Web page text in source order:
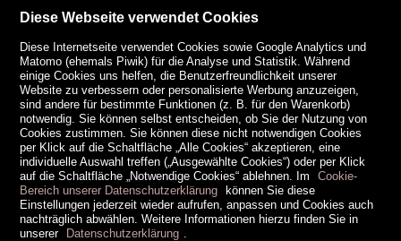
Diese Webseite verwendet Cookies
Diese Internetseite verwendet Cookies sowie Google Analytics und
Matomo (ehemals Piwik) für die Analyse und Statistik. Während
einige Cookies uns helfen, die Benutzerfreundlichkeit unserer
Website zu verbessern oder personalisierte Werbung anzuzeigen,
sind andere für bestimmte Funktionen (z. B. für den Warenkorb)
notwendig. Sie können selbst entscheiden, ob Sie der Nutzung von
Cookies zustimmen. Sie können diese nicht notwendigen Cookies
per Klick auf die Schaltfläche „Alle Cookies“ akzeptieren, eine
individuelle Auswahl treffen („Ausgewählte Cookies“) oder per Klick
auf die Schaltfläche „Notwendige Cookies“ ablehnen. Im
Cookie-
Bereich unserer Datenschutzerklärung können Sie diese
Einstellungen jederzeit wieder aufrufen, anpassen und Cookies auch
nachträglich abwählen. Weitere Informationen hierzu finden Sie in
unserer Datenschutzerklärung